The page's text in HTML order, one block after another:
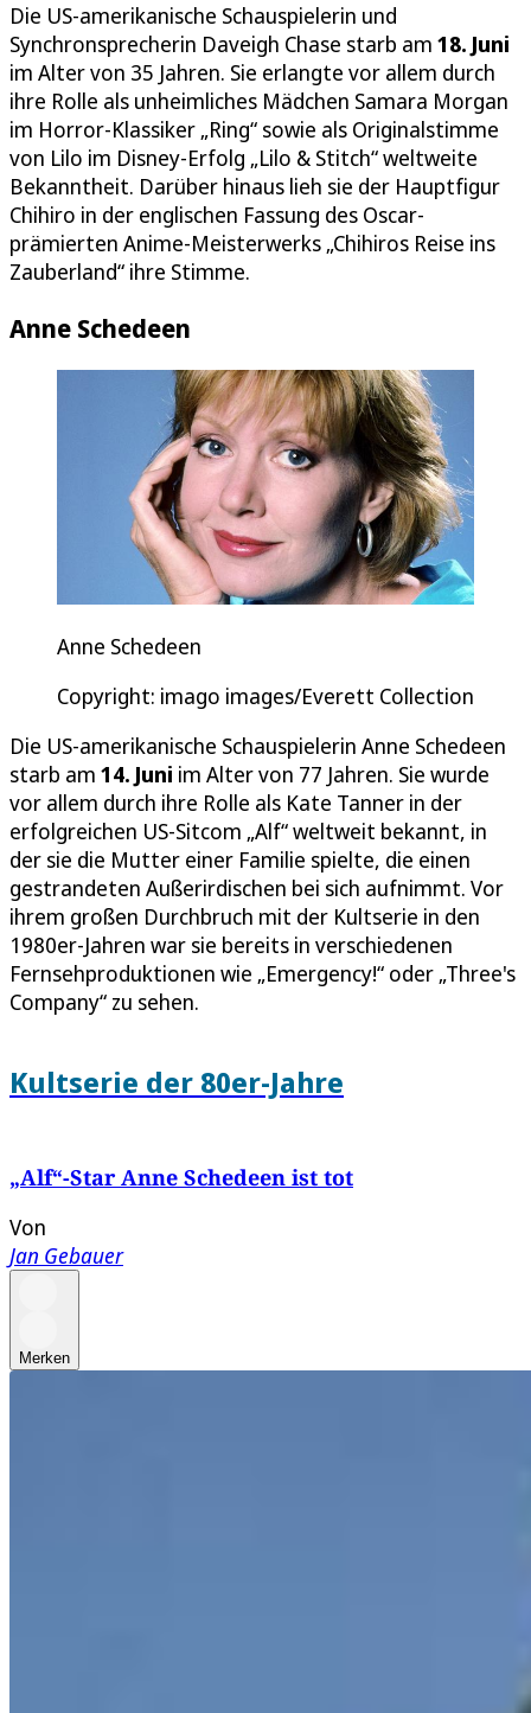
Die US-amerikanische Schauspielerin und
Synchronsprecherin Daveigh Chase starb am 18. Juni
im Alter von 35 Jahren. Sie erlangte vor allem durch
ihre Rolle als unheimliches Mädchen Samara Morgan
im Horror-Klassiker „Ring“ sowie als Originalstimme
von Lilo im Disney-Erfolg „Lilo & Stitch“ weltweite
Bekanntheit. Darüber hinaus lieh sie der Hauptfigur
Chihiro in der englischen Fassung des Oscar-
prämierten Anime-Meisterwerks „Chihiros Reise ins
Zauberland“ ihre Stimme.
Anne Schedeen
Anne Schedeen
Copyright: imago images/Everett Collection
Die US-amerikanische Schauspielerin Anne Schedeen
starb am 14. Juni im Alter von 77 Jahren. Sie wurde
vor allem durch ihre Rolle als Kate Tanner in der
erfolgreichen US-Sitcom „Alf“ weltweit bekannt, in
der sie die Mutter einer Familie spielte, die einen
gestrandeten Außerirdischen bei sich aufnimmt. Vor
ihrem großen Durchbruch mit der Kultserie in den
1980er-Jahren war sie bereits in verschiedenen
Fernsehproduktionen wie „Emergency!“ oder „Three's
Company“ zu sehen.
Kultserie der 80er-Jahre
„Alf“-Star Anne Schedeen ist tot
Von
Jan Gebauer
Merken